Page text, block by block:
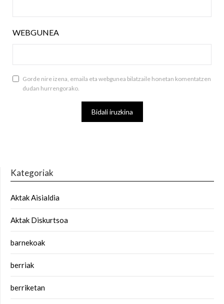
WEBGUNEA
Gorde nire izena, emaila eta webgunea bilatzaile honetan komentatzen
dudan hurrengorako.
Kategoriak
Aktak Aisialdia
Aktak Diskurtsoa
barnekoak
berriak
berriketan